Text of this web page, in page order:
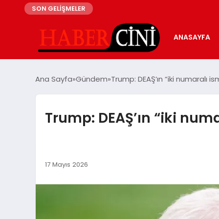
SON GELİŞMELER
ANASAYFA
Ana Sayfa Gündem Trump: DEAŞ’ın “iki numaralı
Trump: DEAŞ’ın “iki
17 Mayıs 2026